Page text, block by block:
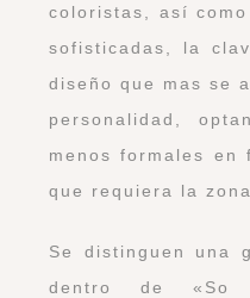
coloristas, así
sofisticadas, la
diseño que mas se
personalidad,
menos formales en
que requiera la
Se distinguen una
dentro de «So